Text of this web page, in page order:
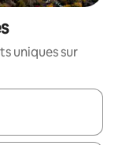
uniques sur
flèches vers le